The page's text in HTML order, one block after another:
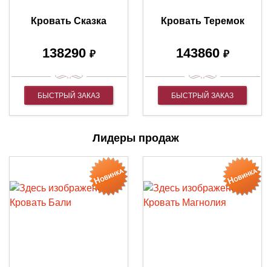
Кровать Сказка
138290 ₽
БЫСТРЫЙ ЗАКАЗ
Кровать Теремок
143860 ₽
БЫСТРЫЙ ЗАКАЗ
Лидеры продаж